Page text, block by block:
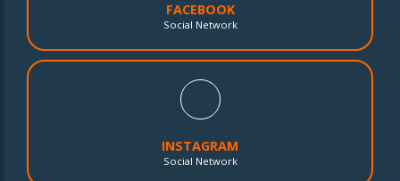
FACEBOOK
Social Network
INSTAGRAM
Social Network